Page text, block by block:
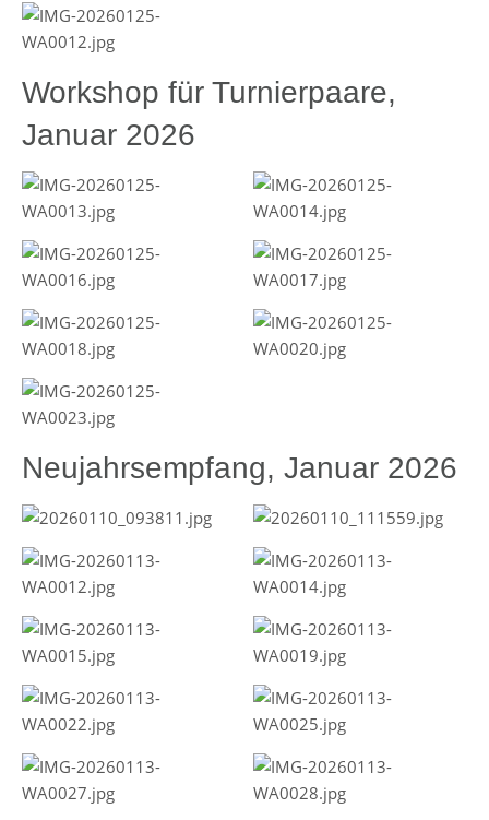
Workshop für Turnierpaare,
Januar 2026
Neujahrsempfang, Januar 2026